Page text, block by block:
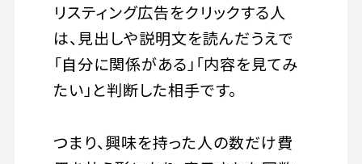
リスティング広告をクリックする人
は、見出しや説明文を読んだうえで
「自分に関係がある」「内容を見てみ
たい」と判断した相手です。
つまり、興味を持った人の数だけ費